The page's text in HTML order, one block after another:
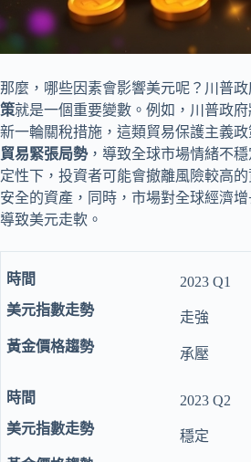
那麼，哪些因素會影響美元呢？川普政
策就是一個重要變數。例如，川普政
新一輪關稅措施，這類貿易保護主義政
貿易緊張局勢，導致全球市場情緒不
定性下，投資者可能會撤離風險較高
安全的資產，同時，市場對全球經濟
導致美元走軟。
2023 Q1
走強
承壓
2023 Q2
穩定